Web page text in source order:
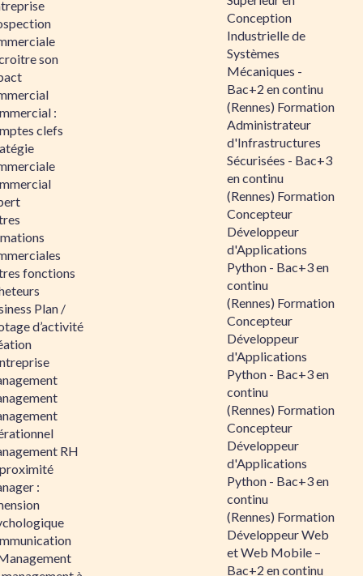
son
:
clefs
fonctions
Plan /
d’activité
RH
:
Conception
Industrielle de
Systèmes
Mécaniques -
Bac+2 en continu
(Rennes) Formation
Administrateur
d'Infrastructures
Sécurisées - Bac+3
en continu
(Rennes) Formation
Concepteur
Développeur
d'Applications
Python - Bac+3 en
continu
(Rennes) Formation
Concepteur
Développeur
d'Applications
Python - Bac+3 en
continu
(Rennes) Formation
Concepteur
Développeur
d'Applications
Python - Bac+3 en
continu
(Rennes) Formation
Développeur Web
et Web Mobile –
Bac+2 en continu